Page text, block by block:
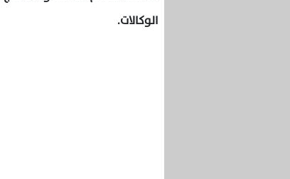
الوكالات.